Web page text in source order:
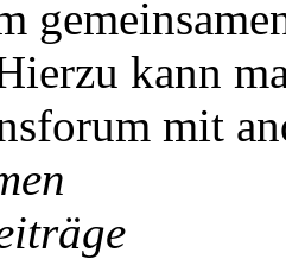
kann
mit